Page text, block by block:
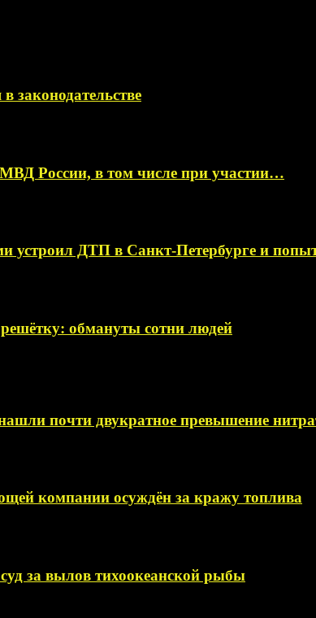
законодательстве
России, в том числе при участии…
устроил ДТП в Санкт-Петербурге и
обмануты сотни людей
почти двукратное превышение
компании осуждён за кражу топлива
за вылов тихоокеанской рыбы